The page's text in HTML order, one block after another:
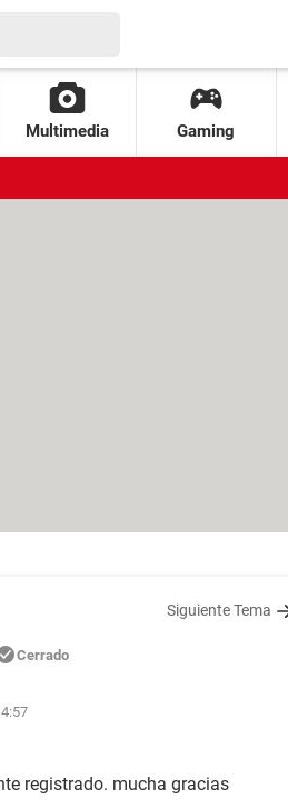
Multimedia Gaming
Siguiente Tema
Cerrado
registrado. mucha gracias